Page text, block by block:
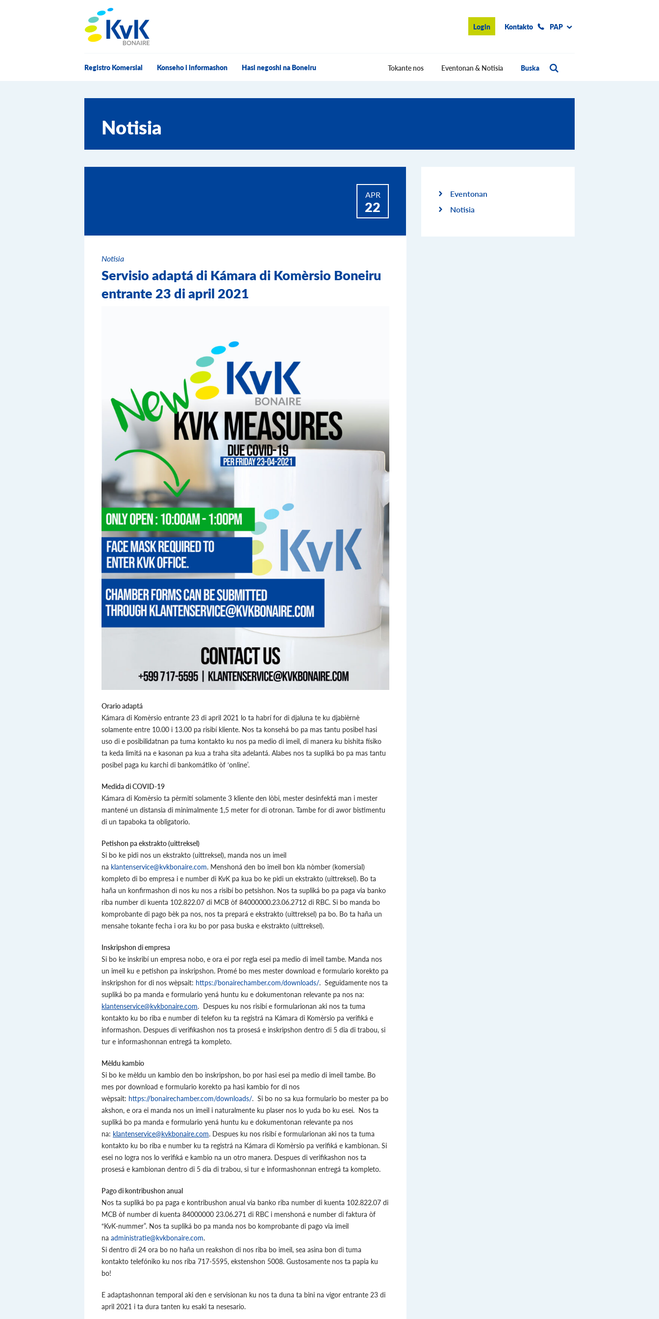
Login Kontakto PAP
Registro Komersial Konseho i informashon Hasi negoshi na Boneiru Tokante nos Eventonan & Notisia Buska
Notisia
APR
22
Notisia
Servisio adaptá di Kámara di Komèrsio Boneiru
entrante 23 di april 2021
Orario adaptá
Kámara di Komèrsio entrante 23 di april 2021 lo ta habrí for di djaluna te ku djabièrnè
solamente entre 10.00 i 13.00 pa risibí kliente. Nos ta konsehá bo pa mas tantu posibel hasi
uso di e posibilidatnan pa tuma kontakto ku nos pa medio di imeil, di manera ku bishita físiko
ta keda limitá na e kasonan pa kua a traha sita adelantá. Alabes nos ta supliká bo pa mas tantu
posibel paga ku karchi di bankomátiko òf ‘online’.
Medida di COVID-19
Kámara di Komèrsio ta pèrmití solamente 3 kliente den lòbi, mester desinfektá man i mester
mantené un distansia di minimalmente 1,5 meter for di otronan. Tambe for di awor bistimentu
di un tapaboka ta obligatorio.
Petishon pa ekstrakto (uittreksel)
Si bo ke pidi nos un ekstrakto (uittreksel), manda nos un imeil
na klantenservice@kvkbonaire.com. Menshoná den bo imeil bon kla nòmber (komersial)
kompleto di bo empresa i e number di KvK pa kua bo ke pidi un ekstrakto (uittreksel). Bo ta
haña un konfirmashon di nos ku nos a risibí bo petsishon. Nos ta supliká bo pa paga via banko
riba number di kuenta 102.822.07 di MCB òf 84000000.23.06.2712 di RBC. Si bo manda bo
komprobante di pago bèk pa nos, nos ta prepará e ekstrakto (uittreksel) pa bo. Bo ta haña un
mensahe tokante fecha i ora ku bo por pasa buska e ekstrakto (uittreksel).
Inskripshon di empresa
Si bo ke inskribí un empresa nobo, e ora ei por regla esei pa medio di imeil tambe. Manda nos
un imeil ku e petishon pa inskripshon. Promé bo mes mester download e formulario korekto pa
inskripshon for di nos wèpsait: https://bonairechamber.com/downloads/. Seguidamente nos ta
supliká bo pa manda e formulario yená huntu ku e dokumentonan relevante pa nos na:
klantenservice@kvkbonaire.com. Despues ku nos risibí e formularionan aki nos ta tuma
kontakto ku bo riba e number di telefon ku ta registrá na Kámara di Komèrsio pa verifiká e
informashon. Despues di verifikashon nos ta prosesá e inskripshon dentro di 5 dia di trabou, si
tur e informashonnan entregá ta kompleto.
Mèldu kambio
Si bo ke mèldu un kambio den bo inskripshon, bo por hasi esei pa medio di imeil tambe. Bo
mes por download e formulario korekto pa hasi kambio for di nos
wèpsait: https://bonairechamber.com/downloads/. Si bo no sa kua formulario bo mester pa bo
akshon, e ora ei manda nos un imeil i naturalmente ku plaser nos lo yuda bo ku esei. Nos ta
supliká bo pa manda e formulario yená huntu ku e dokumentonan relevante pa nos
na: klantenservice@kvkbonaire.com. Despues ku nos risibí e formularionan aki nos ta tuma
kontakto ku bo riba e number ku ta registrá na Kámara di Komèrsio pa verifiká e kambionan. Si
esei no logra nos lo verifiká e kambio na un otro manera. Despues di verifikashon nos ta
prosesá e kambionan dentro di 5 dia di trabou, si tur e informashonnan entregá ta kompleto.
Pago di kontribushon anual
Nos ta supliká bo pa paga e kontribushon anual via banko riba number di kuenta 102.822.07 di
MCB òf number di kuenta 84000000 23.06.271 di RBC i menshoná e number di faktura òf
“KvK-nummer”. Nos ta supliká bo pa manda nos bo komprobante di pago via imeil
na administratie@kvkbonaire.com.
Si dentro di 24 ora bo no haña un reakshon di nos riba bo imeil, sea asina bon di tuma
kontakto telefóniko ku nos riba 717-5595, ekstenshon 5008. Gustosamente nos ta papia ku
bo!
E adaptashonnan temporal aki den e servisionan ku nos ta duna ta bini na vigor entrante 23 di
april 2021 i ta dura tanten ku esaki ta nesesario.
Eventonan
Notisia